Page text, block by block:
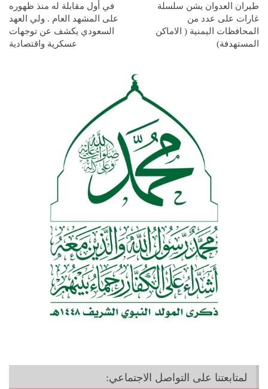
طيران العدوان يشن سلسلة
غارات على عدد من
المحافظات اليمنية ( الاماكن
المستهدفة)
في أول مقابلة له منذ ظهوره
على المشهد العام . ولي العهد
السعودي يكشف عن توجهات
عسكرية واقتصادية
لمتابعتنا على التواصل الاجتماعي: